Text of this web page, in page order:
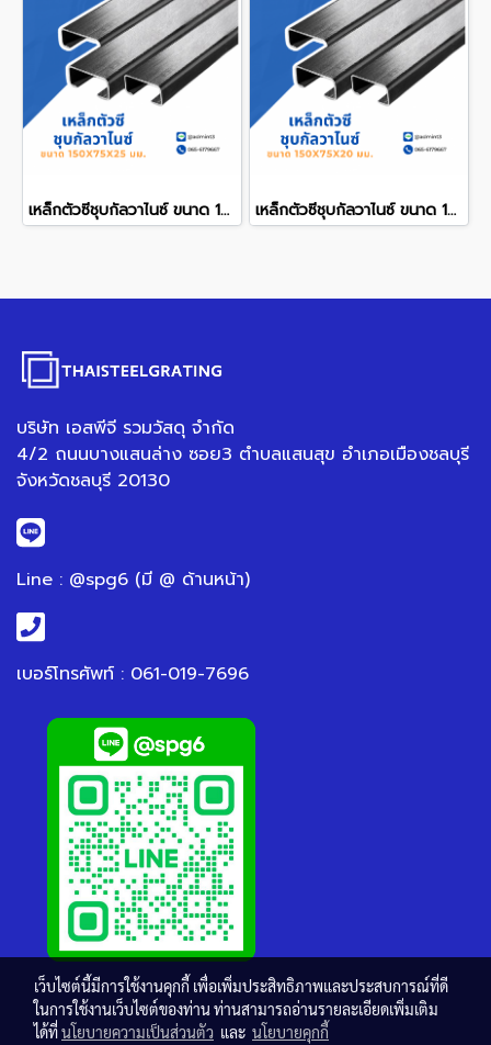
เหล็กตัวซีชุบกัลวาไนซ์ ขนาด 150x75x25 mm. เหล็กตัวซีชุบกัลวาไนซ์ ขนาด 150x75x20 mm.
บริษัท เอสพีจี รวมวัสดุ จำกัด
4/2 ถนนบางแสนล่าง ซอย3 ตำบลแสนสุข อำเภอเมืองชลบุรี
จังหวัดชลบุรี 20130
Line : @spg6 (มี @ ด้านหน้า)
เบอร์โทรศัพท์ : 061-019-7696
เว็บไซต์นี้มีการใช้งานคุกกี้ เพื่อเพิ่มประสิทธิภาพและประสบการณ์ที่ดี
ในการใช้งานเว็บไซต์ของท่าน ท่านสามารถอ่านรายละเอียดเพิ่มเติม
ได้ที่นโยบายความเป็นส่วนตัว และ นโยบายคุกกี้